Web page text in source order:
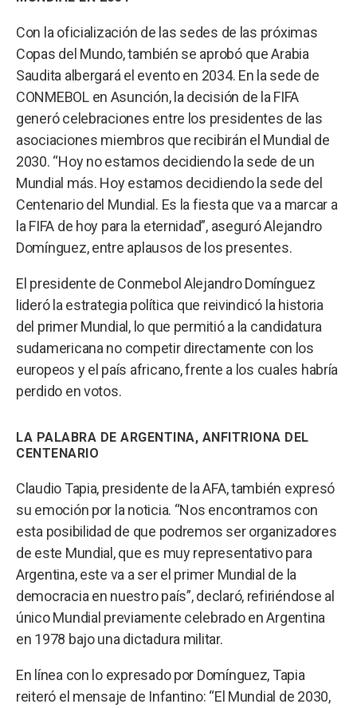
Con la oficialización de las sedes de las próximas
Copas del Mundo, también se aprobó que Arabia
Saudita albergará el evento en 2034. En la sede de
CONMEBOL en Asunción, la decisión de la FIFA
generó celebraciones entre los presidentes de las
asociaciones miembros que recibirán el Mundial de
2030. “Hoy no estamos decidiendo la sede de un
Mundial más. Hoy estamos decidiendo la sede del
Centenario del Mundial. Es la fiesta que va a marcar a
la FIFA de hoy para la eternidad”, aseguró Alejandro
Domínguez, entre aplausos de los presentes.
El presidente de Conmebol Alejandro Domínguez
lideró la estrategia política que reivindicó la historia
del primer Mundial, lo que permitió a la candidatura
sudamericana no competir directamente con los
europeos y el país africano, frente a los cuales habría
perdido en votos.
LA PALABRA DE ARGENTINA, ANFITRIONA DEL
CENTENARIO
Claudio Tapia, presidente de la AFA, también expresó
su emoción por la noticia. “Nos encontramos con
esta posibilidad de que podremos ser organizadores
de este Mundial, que es muy representativo para
Argentina, este va a ser el primer Mundial de la
democracia en nuestro país”, declaró, refiriéndose al
único Mundial previamente celebrado en Argentina
en 1978 bajo una dictadura militar.
En línea con lo expresado por Domínguez, Tapia
reiteró el mensaje de Infantino: “El Mundial de 2030,